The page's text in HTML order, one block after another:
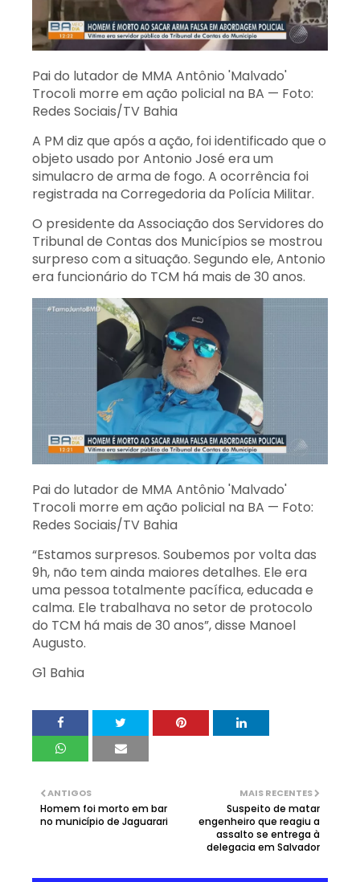
Pai do lutador de MMA Antônio 'Malvado'
Trocoli morre em ação policial na BA — Foto:
Redes Sociais/TV Bahia
A PM diz que após a ação, foi identificado que o
objeto usado por Antonio José era um
simulacro de arma de fogo. A ocorrência foi
registrada na Corregedoria da Polícia Militar.
O presidente da Associação dos Servidores do
Tribunal de Contas dos Municípios se mostrou
surpreso com a situação. Segundo ele, Antonio
era funcionário do TCM há mais de 30 anos.
Pai do lutador de MMA Antônio 'Malvado'
Trocoli morre em ação policial na BA — Foto:
Redes Sociais/TV Bahia
“Estamos surpresos. Soubemos por volta das
9h, não tem ainda maiores detalhes. Ele era
uma pessoa totalmente pacífica, educada e
calma. Ele trabalhava no setor de protocolo
do TCM há mais de 30 anos”, disse Manoel
Augusto.
G1 Bahia
MAIS RECENTES
Suspeito de matar
engenheiro que reagiu a
assalto se entrega à
delegacia em Salvador
ANTIGOS
Homem foi morto em bar
no município de Jaguarari